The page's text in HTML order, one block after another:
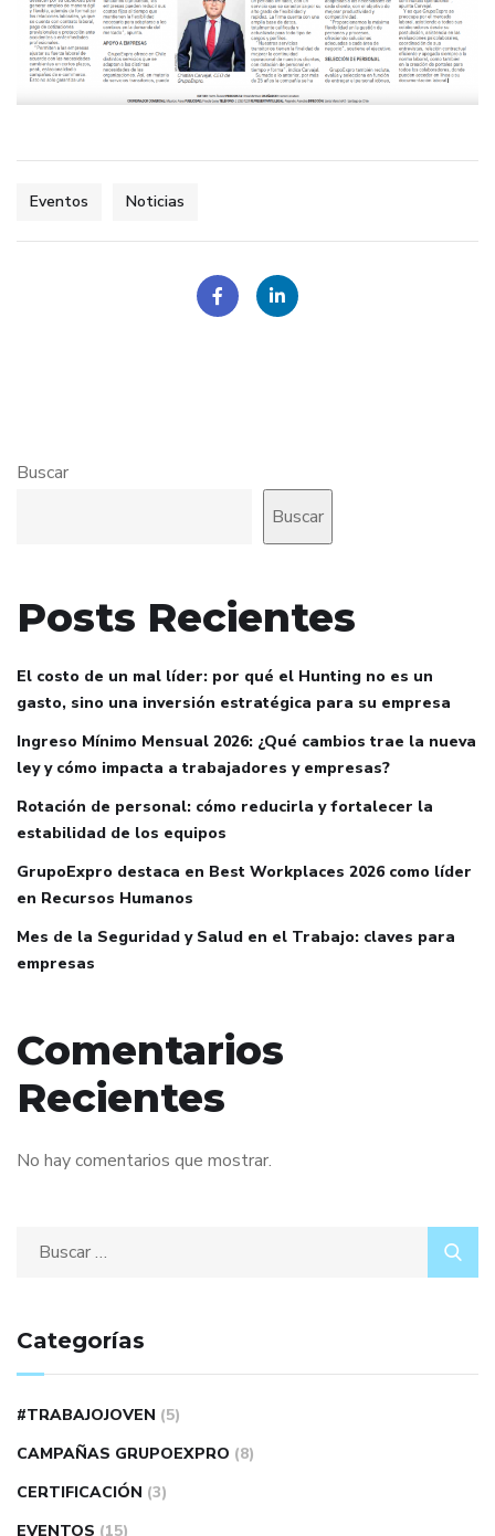
Eventos Noticias
Buscar
Buscar
Posts Recientes
El costo de un mal líder: por qué el Hunting no es un
gasto, sino una inversión estratégica para su empresa
Ingreso Mínimo Mensual 2026: ¿Qué cambios trae la nueva
ley y cómo impacta a trabajadores y empresas?
Rotación de personal: cómo reducirla y fortalecer la
estabilidad de los equipos
GrupoExpro destaca en Best Workplaces 2026 como líder
en Recursos Humanos
Mes de la Seguridad y Salud en el Trabajo: claves para
empresas
Comentarios
Recientes
No hay comentarios que mostrar.
Categorías
#TRABAJOJOVEN (5)
CAMPAÑAS GRUPOEXPRO (8)
CERTIFICACIÓN (3)
EVENTOS (15)